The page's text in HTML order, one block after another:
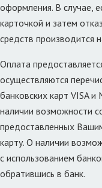
оформления. В случае,
карточкой и затем
средств производится
Оплата
осуществляются
банковских карт VISA
наличии возможности
предоставленных
карту. О наличии
с использованием
обратившись в банк.